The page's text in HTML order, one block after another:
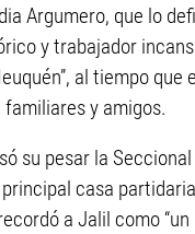
Argumero, que lo
y trabajador
al tiempo que
y amigos.
su pesar la
casa
a Jalil como